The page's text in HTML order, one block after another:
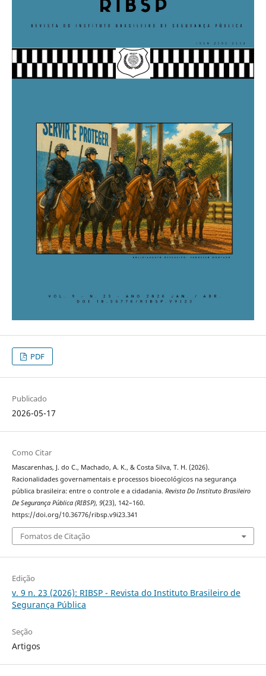
PDF
Publicado
2026-05-17
Como Citar
Mascarenhas, J. do C., Machado, A. K., & Costa Silva, T. H. (2026).
Racionalidades governamentais e processos bioecológicos na segurança
pública brasileira: entre o controle e a cidadania. Revista Do Instituto Brasileiro
De Segurança Pública (RIBSP), 9(23), 142–160.
https://doi.org/10.36776/ribsp.v9i23.341
Fomatos de Citação
Edição
v. 9 n. 23 (2026): RIBSP - Revista do Instituto Brasileiro de
Segurança Pública
Seção
Artigos